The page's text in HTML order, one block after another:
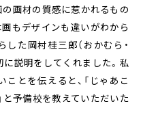
画材の質感に惹かれるもの
もデザインも違いがわから
た岡村桂三郎（おかむら・
説明をしてくれました。私
とを伝えると、「じゃあこ
予備校を教えていただいた